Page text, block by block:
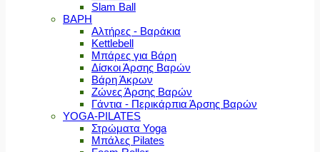
Slam Ball
ΒΑΡΗ
Αλτήρες - Βαράκια
Kettlebell
Μπάρες για Βάρη
Δίσκοι Άρσης Βαρών
Βάρη Άκρων
Ζώνες Άρσης Βαρών
Γάντια - Περικάρπια Άρσης Βαρών
YOGA-PILATES
Στρώματα Yoga
Μπάλες Pilates